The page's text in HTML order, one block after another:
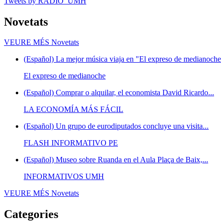
Novetats
VEURE MÉS Novetats
(Español) La mejor música viaja en "El expreso de
El expreso de medianoche
(Español) Comprar o alquilar, el economista David Ricardo...
LA ECONOMÍA MÁS FÁCIL
(Español) Un grupo de eurodiputados concluye una visita...
FLASH INFORMATIVO PE
(Español) Museo sobre Ruanda en el Aula Plaça de Baix,...
INFORMATIVOS UMH
VEURE MÉS Novetats
Categories